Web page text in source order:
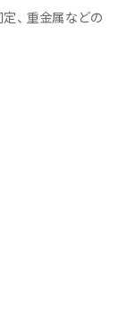
、 重金属などの